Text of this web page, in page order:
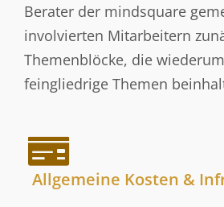
Berater der mindsquare
involvierten Mitarbeitern
Themenblöcke, die
feingliedrige Themen
Allgemeine Kosten &